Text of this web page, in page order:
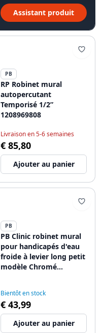
Assistant produit
PB
RP Robinet mural
autopercutant
Temporisé 1/2”
1208969808
Livraison en 5-6 semaines
€ 85,80
Ajouter au panier
PB
PB Clinic robinet mural
pour handicapés d'eau
froide à levier long petit
modèle Chromé
Bientôt en stock
€ 43,99
Ajouter au panier